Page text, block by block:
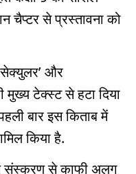
चैप्टर से प्रस्तावना को
और
मुख्य टेक्स्ट से हटा दिया
बार इस किताब में
किया है.
संस्करण से काफी अलग